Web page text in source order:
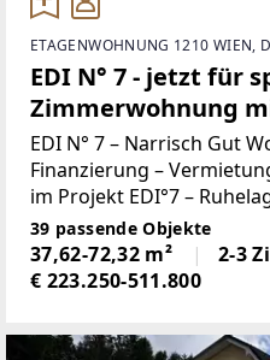
ETAGENWOHNUNG 1210 WIEN,
EDI N° 7 - jetzt für
Zimmerwohnung
Freifläche-
EDI N° 7 – Narrisch Gut
Finanzierung –
im Projekt EDI°7 –
attraktive Möglichkeit um
vorzusorgen – Sicherheit
39 passende Objekte
37,62-72,32 m²
2-3
€ 223.250-511.800